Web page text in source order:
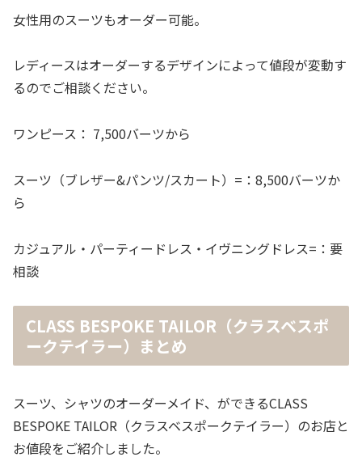
女性用のスーツもオーダー可能。
レディースはオーダーするデザインによって値段が変動す
るのでご相談ください。
ワンピース： 7,500バーツから
スーツ（ブレザー&パンツ/スカート）=：8,500バーツか
ら
カジュアル・パーティードレス・イヴニングドレス=：要
相談
CLASS BESPOKE TAILOR（クラスベスポ
ークテイラー）まとめ
スーツ、シャツのオーダーメイド、ができるCLASS
BESPOKE TAILOR（クラスベスポークテイラー）のお店と
お値段をご紹介しました。